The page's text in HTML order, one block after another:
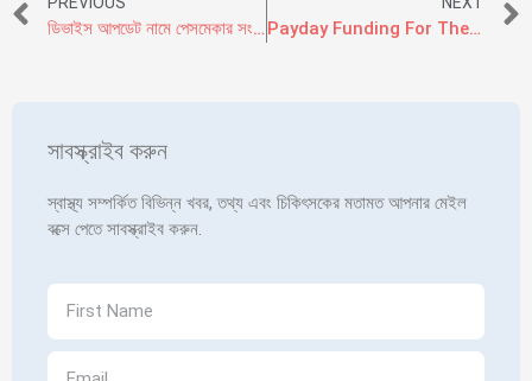
ডিভাইস আপডেট নামে পেসমেকার সংক্রান্ত কর্মশালায় বিশিষ্ট হৃদরোগবিশেষজ্ঞদের যোগদান Payday Funding For The Bozeman Montana, Mt Obtain Punctual Currency On-line!
সাবস্ক্রাইব করুন
স্বাস্থ্য সম্পর্কিত বিভিন্ন খবর, তথ্য এবং চিকিৎসকের মতামত আপনার মেইল
বক্সে পেতে সাবস্ক্রাইব করুন.